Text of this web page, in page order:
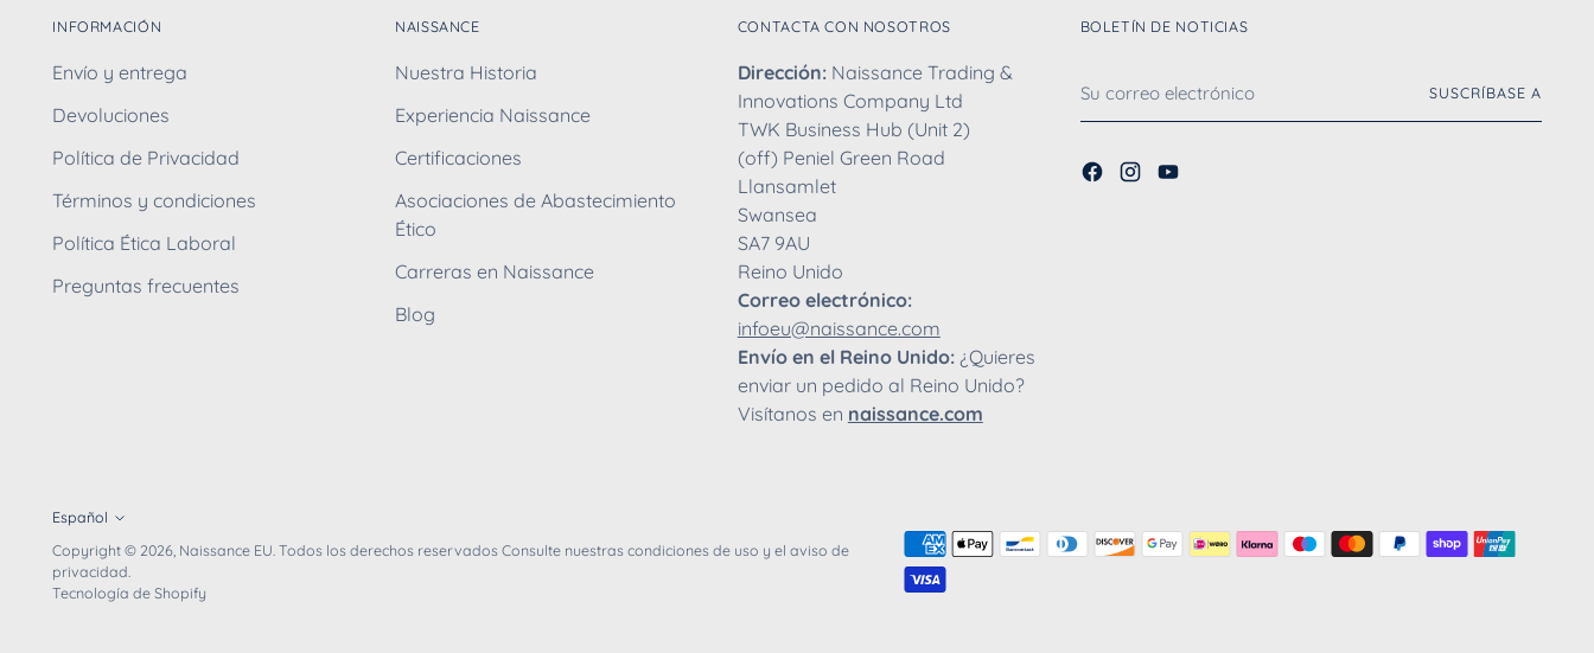
INFORMACIÓN
Envío y entrega
Devoluciones
Política de Privacidad
Términos y condiciones
Política Ética Laboral
Preguntas frecuentes
NAISSANCE
Nuestra Historia
Experiencia Naissance
Certificaciones
Asociaciones de Abastecimiento
Ético
Carreras en Naissance
Blog
CONTACTA CON NOSOTROS
Dirección:Naissance Trading &
Innovations Company Ltd
TWK Business Hub (Unit 2)
(off) Peniel Green Road
Llansamlet
Swansea
SA7 9AU
Reino Unido
Correo electrónico:
infoeu@naissance.com
Envío en el Reino Unido: ¿Quieres
enviar un pedido al Reino Unido?
Visítanos en naissance.com
BOLETÍN DE NOTICIAS
correo
SUSCRÍBASE A
idioma
Español
Copyright © 2026, Naissance EU. Todos los derechos reservados Consulte nuestras condiciones de uso y el aviso de
privacidad.
Tecnología de Shopify